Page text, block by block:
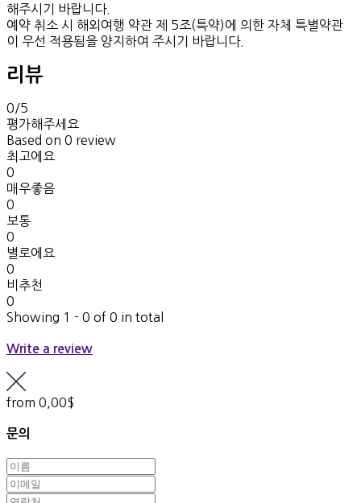
해주시기 바랍니다.
예약 취소 시 해외여행 약관 제 5조(특약)에 의한 자체 특별약관
이 우선 적용됨을 양지하여 주시기 바랍니다.
리뷰
0/5
평가해주세요
Based on 0 review
최고에요
0
매우좋음
0
보통
0
별로에요
0
비추천
0
Showing 1 - 0 of 0 in total
Write a review
from 0,00$
문의